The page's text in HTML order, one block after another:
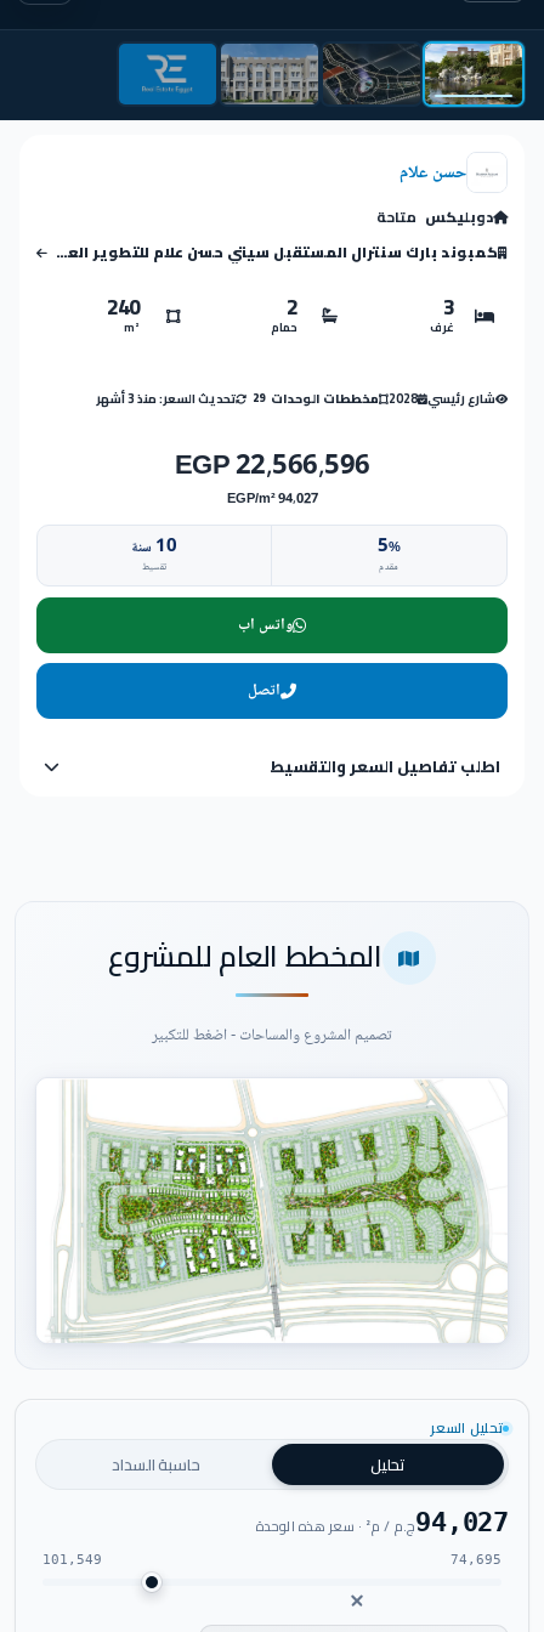
حسن علام
دوبليكس متاحة
كمبوند بارك سنترال المستقبل سيتي حسن علام للتطوير العقاري
3
غرف
2
حمام
240
m²
شارع رئيسي 2028 مخططات الوحدات 29 تحديث السعر: منذ 3 أشهر
22,566,596 EGP
94,027 EGP/m²
5%
مقدم
10 سنة
تقسيط
واتس اب
اتصل
اطلب تفاصيل السعر والتقسيط
المخطط العام للمشروع
تصميم المشروع والمساحات - اضغط للتكبير
تحليل السعر
تحليل حاسبة السداد
94,027ج.م / م² · سعر هذه الوحدة
74,695
101,549